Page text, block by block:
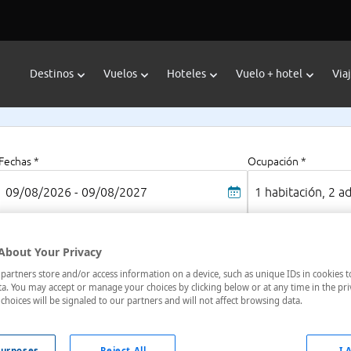
Destinos Vuelos Hoteles Vuelo + hotel
Fechas *
09/08/2026 - 09/08/2027
Ocupación *
1 habitación, 2
Del Grappa
en: 3 hoteles encontrados
Your Privacy
store and/or access information on a device, such as unique IDs in cookies
You may accept or manage your choices by clicking below or at any time in the
choices will be signaled to our partners and will not affect browsing data.